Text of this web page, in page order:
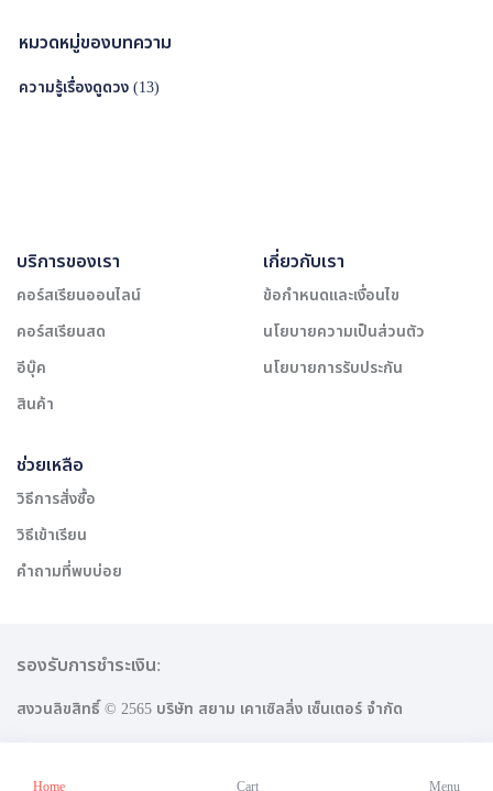
Home Cart Menu
:หมวดหมู่ของบทความ
ความรู้เรื่องดูดวง(13)
บริการของเรา
คอร์สเรียนออนไลน์
คอร์สเรียนสด
อีบุ๊ค
สินค้า
เกี่ยวกับเรา
ข้อกำหนดและเงื่อนไข
นโยบายความเป็นส่วนตัว
นโยบายการรับประกัน
ช่วยเหลือ
วิธีการสั่งซื้อ
วิธีเข้าเรียน
คำถามที่พบบ่อย
สงวนลิขสิทธิ์ © 2565 บริษัท สยาม เคาเซิลลิ่ง เซ็นเตอร์ จำกัด
รองรับการชำระเงิน: